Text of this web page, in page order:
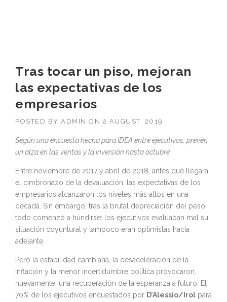
Tras tocar un piso, mejoran
las expectativas de los
empresarios
POSTED BY ADMIN ON 2 AUGUST, 2019
Según una encuesta hecha para IDEA entre ejecutivos, prevén
un alza en las ventas y la inversión hasta octubre.
Entre noviembre de 2017 y abril de 2018, antes que llegara
el cimbronazo de la devaluación, las expectativas de los
empresarios alcanzaron los niveles más altos en una
década. Sin embargo, tras la brutal depreciación del peso,
todo comenzó a hundirse: los ejecutivos evaluaban mal su
situación coyuntural y tampoco eran optimistas hacia
adelante.
Pero la estabilidad cambiaria, la desaceleración de la
inflación y la menor incertidumbre política provocaron,
nuevamente, una recuperación de la esperanza a futuro. El
70% de los ejecutivos encuestados por D’Alessio/Irol para